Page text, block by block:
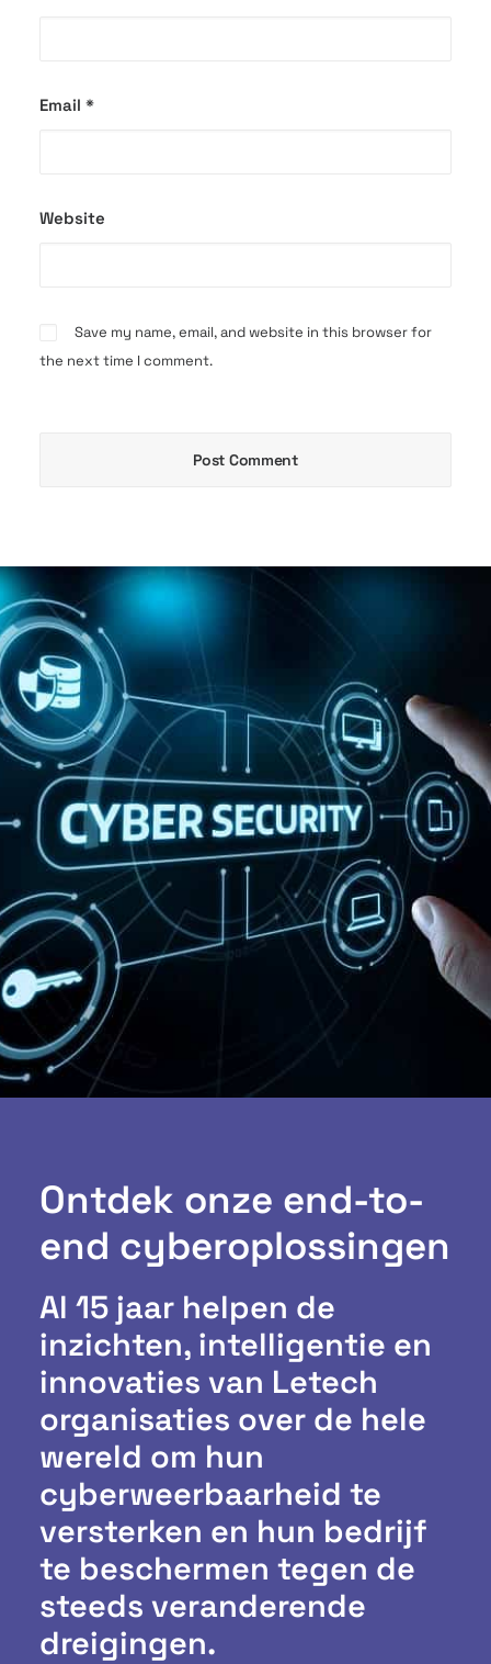
Email *
Website
Save my name, email, and website in this browser for
the next time I comment.
Ontdek onze end-to-
end cyberoplossingen
Al 15 jaar helpen de
inzichten, intelligentie en
innovaties van Letech
organisaties over de hele
wereld om hun
cyberweerbaarheid te
versterken en hun bedrijf
te beschermen tegen de
steeds veranderende
dreigingen.